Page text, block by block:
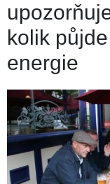
kolik
energie